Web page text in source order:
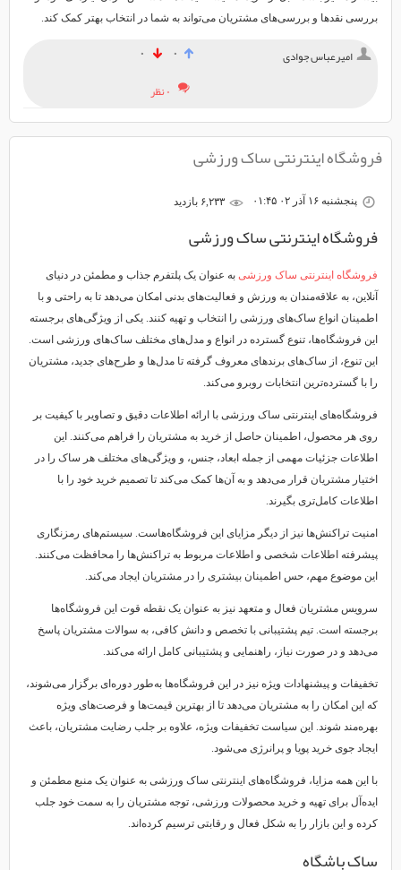
بررسی نقدها و بررسی‌های مشتریان می‌تواند به شما در انتخاب بهتر کمک کند.
امیرعباس جوادی ۰
۰
۰ نظر
فروشگاه اینترنتی ساک ورزشی
پنجشنبه ۱۶ آذر ۰۲ ۰۱:۴۵
فروشگاه اینترنتی ساک ورزشی
فروشگاه اینترنتی ساک ورزشی به عنوان یک پلتفرم جذاب و مطمئن در دنیای
آنلاین، به علاقه‌مندان به ورزش و فعالیت‌های بدنی امکان می‌دهد تا به راحتی و با
اطمینان انواع ساک‌های ورزشی را انتخاب و تهیه کنند. یکی از ویژگی‌های برجسته
این فروشگاه‌ها، تنوع گسترده در انواع و مدل‌های مختلف ساک‌های ورزشی است.
این تنوع، از ساک‌های برندهای معروف گرفته تا مدل‌ها و طرح‌های جدید، مشتریان
را با گسترده‌ترین انتخابات روبرو می‌کند.
فروشگاه‌های اینترنتی ساک ورزشی با ارائه اطلاعات دقیق و تصاویر با کیفیت بر
روی هر محصول، اطمینان حاصل از خرید به مشتریان را فراهم می‌کنند. این
اطلاعات جزئیات مهمی از جمله ابعاد، جنس، و ویژگی‌های مختلف هر ساک را در
اختیار مشتریان قرار می‌دهد و به آن‌ها کمک می‌کند تا تصمیم خرید خود را با
اطلاعات کامل‌تری بگیرند.
امنیت تراکنش‌ها نیز از دیگر مزایای این فروشگاه‌هاست. سیستم‌های رمزنگاری
پیشرفته اطلاعات شخصی و اطلاعات مربوط به تراکنش‌ها را محافظت می‌کنند.
این موضوع مهم، حس اطمینان بیشتری را در مشتریان ایجاد می‌کند.
سرویس مشتریان فعال و متعهد نیز به عنوان یک نقطه قوت این فروشگاه‌ها
برجسته است. تیم پشتیبانی با تخصص و دانش کافی، به سوالات مشتریان پاسخ
می‌دهد و در صورت نیاز، راهنمایی و پشتیبانی کامل ارائه می‌کند.
تخفیفات و پیشنهادات ویژه نیز در این فروشگاه‌ها به‌طور دوره‌ای برگزار می‌شوند،
که این امکان را به مشتریان می‌دهد تا از بهترین قیمت‌ها و فرصت‌های ویژه
بهره‌مند شوند. این سیاست تخفیفات ویژه، علاوه بر جلب رضایت مشتریان، باعث
ایجاد جوی خرید پویا و پرانرژی می‌شود.
با این همه مزایا، فروشگاه‌های اینترنتی ساک ورزشی به عنوان یک منبع مطمئن و
ایده‌آل برای تهیه و خرید محصولات ورزشی، توجه مشتریان را به سمت خود جلب
کرده و این بازار را به شکل فعال و رقابتی ترسیم کرده‌اند.
ساک باشگاه